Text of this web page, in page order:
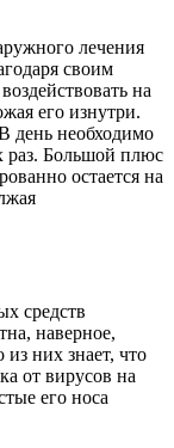
лечения
своим
на
его изнутри.
день необходимо
раз. Большой плюс
остается на
средств
наверное,
них знает, что
от вирусов на
его носа